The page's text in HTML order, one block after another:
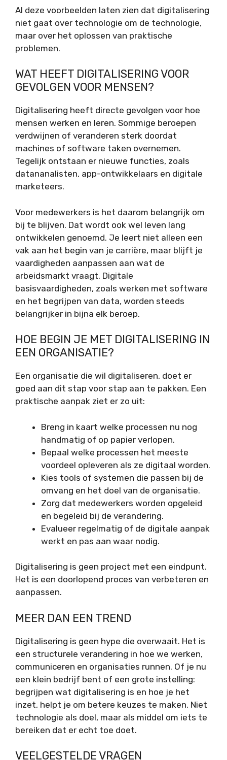
Al deze voorbeelden laten zien dat digitalisering
niet gaat over technologie om de technologie,
maar over het oplossen van praktische
problemen.
WAT HEEFT DIGITALISERING VOOR
GEVOLGEN VOOR MENSEN?
Digitalisering heeft directe gevolgen voor hoe
mensen werken en leren. Sommige beroepen
verdwijnen of veranderen sterk doordat
machines of software taken overnemen.
Tegelijk ontstaan er nieuwe functies, zoals
datananalisten, app-ontwikkelaars en digitale
marketeers.
Voor medewerkers is het daarom belangrijk om
bij te blijven. Dat wordt ook wel leven lang
ontwikkelen genoemd. Je leert niet alleen een
vak aan het begin van je carrière, maar blijft je
vaardigheden aanpassen aan wat de
arbeidsmarkt vraagt. Digitale
basisvaardigheden, zoals werken met software
en het begrijpen van data, worden steeds
belangrijker in bijna elk beroep.
HOE BEGIN JE MET DIGITALISERING IN
EEN ORGANISATIE?
Een organisatie die wil digitaliseren, doet er
goed aan dit stap voor stap aan te pakken. Een
praktische aanpak ziet er zo uit:
Breng in kaart welke processen nu nog
handmatig of op papier verlopen.
Bepaal welke processen het meeste
voordeel opleveren als ze digitaal worden.
Kies tools of systemen die passen bij de
omvang en het doel van de organisatie.
Zorg dat medewerkers worden opgeleid
en begeleid bij de verandering.
Evalueer regelmatig of de digitale aanpak
werkt en pas aan waar nodig.
Digitalisering is geen project met een eindpunt.
Het is een doorlopend proces van verbeteren en
aanpassen.
MEER DAN EEN TREND
Digitalisering is geen hype die overwaait. Het is
een structurele verandering in hoe we werken,
communiceren en organisaties runnen. Of je nu
een klein bedrijf bent of een grote instelling:
begrijpen wat digitalisering is en hoe je het
inzet, helpt je om betere keuzes te maken. Niet
technologie als doel, maar als middel om iets te
bereiken dat er echt toe doet.
VEELGESTELDE VRAGEN